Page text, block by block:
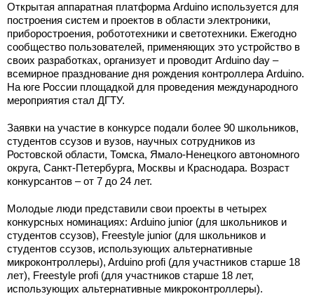
Открытая аппаратная платформа Arduino используется для
построения систем и проектов в области электроники,
приборостроения, робототехники и светотехники. Ежегодно
сообщество пользователей, применяющих это устройство в
своих разработках, организует и проводит Arduino day –
всемирное празднование дня рождения контроллера Arduino.
На юге России площадкой для проведения международного
мероприятия стал ДГТУ.
Заявки на участие в конкурсе подали более 90 школьников,
студентов ссузов и вузов, научных сотрудников из
Ростовской области, Томска, Ямало-Ненецкого автономного
округа, Санкт-Петербурга, Москвы и Краснодара. Возраст
конкурсантов – от 7 до 24 лет.
Молодые люди представили свои проекты в четырех
конкурсных номинациях: Arduino junior (для школьников и
студентов ссузов), Freestyle junior (для школьников и
студентов ссузов, использующих альтернативные
микроконтроллеры), Arduino profi (для участников старше 18
лет), Freestyle profi (для участников старше 18 лет,
использующих альтернативные микроконтроллеры).